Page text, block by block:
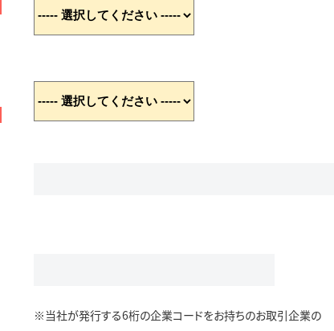
※当社が発行する6桁の企業コードをお持ちのお取引企業の